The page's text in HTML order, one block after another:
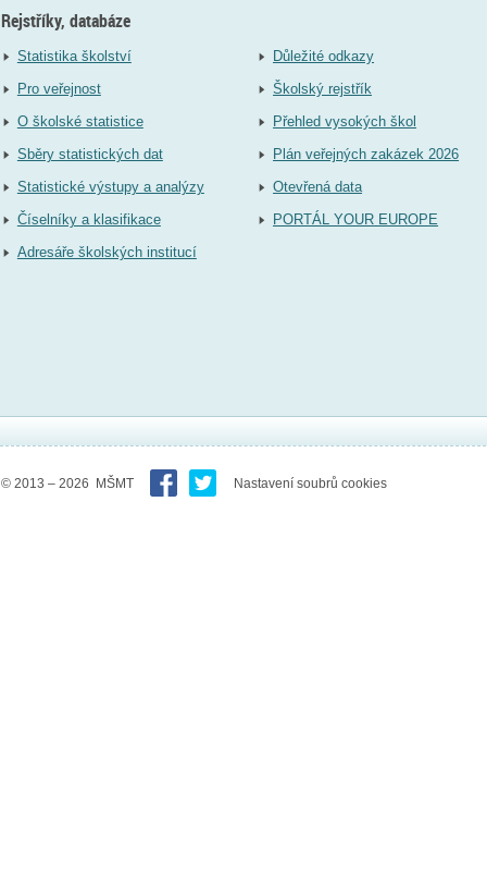
Rejstříky, databáze
Statistika školství
Pro veřejnost
O školské statistice
Sběry statistických dat
Statistické výstupy a analýzy
Číselníky a klasifikace
Adresáře školských institucí
Důležité odkazy
Školský rejstřík
Přehled vysokých škol
Plán veřejných zakázek 2026
Otevřená data
PORTÁL YOUR EUROPE
© 2013 – 2026 MŠMT Nastavení soubrů cookies